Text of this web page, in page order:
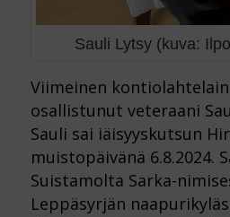
Sauli Lytsy (kuva:
Viimeinen
osallistunut veteraani
Sauli sai iäisyyskutsun
muistopäivänä 6.8.2024.
Suistamolta Sarka-
Leppäsyrjän